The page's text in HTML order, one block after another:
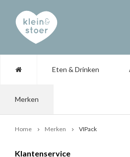
Eten & Drinken
Merken
Home Merken VIPack
Klantenservice